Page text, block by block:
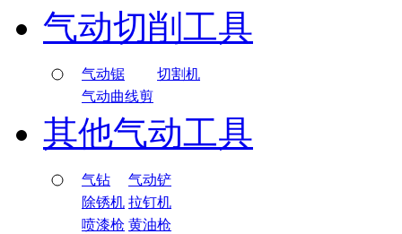
气动切削工具
气动锯
切割机
气动曲线剪
其他气动工具
气钻
气动铲
除锈机 拉钉机
喷漆枪 黄油枪